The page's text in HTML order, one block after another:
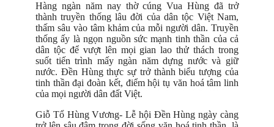
Hàng ngàn năm nay thờ cúng Vua Hùng đã trở
thành truyền thống lâu đời của dân tộc Việt Nam,
thấm sâu vào tâm khảm của mỗi người dân. Truyền
thống ấy là ngọn nguồn sức mạnh tinh thần của cả
dân tộc để vượt lên mọi gian lao thử thách trong
suốt tiến trình mấy ngàn năm dựng nước và giữ
nước. Đền Hùng thực sự trở thành biểu tượng của
tinh thần đại đoàn kết, điểm hội tụ văn hoá tâm linh
của mọi người dân đất Việt.
Giỗ Tổ Hùng Vương- Lễ hội Đền Hùng ngày càng